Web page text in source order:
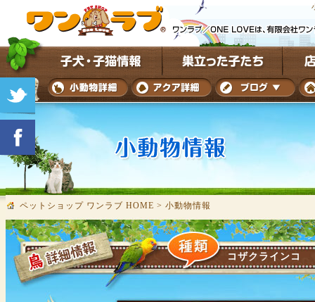
ペットショップ ワンラブ HOME > 小動物情報
コザクラインコ